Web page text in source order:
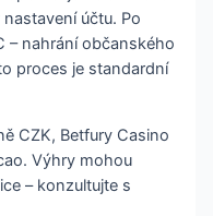
účtu. Po
– nahrání občanského
proces je standardní
CZK, Betfury Casino
Výhry mohou
– konzultujte s